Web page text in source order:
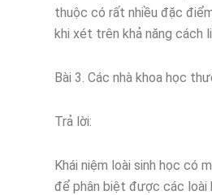
thuộc có rất nhiều đặc
khi xét trên khả năng cách li
Bài 3. Các nhà khoa học
Trả lời:
Khái niệm loài sinh học có
để phân biệt được các loài